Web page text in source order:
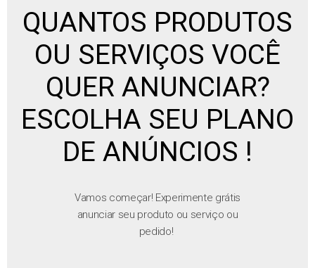
QUANTOS PRODUTOS
OU SERVIÇOS VOCÊ
QUER ANUNCIAR?
ESCOLHA SEU PLANO
DE ANÚNCIOS !
Vamos começar! Experimente grátis
anunciar seu produto ou serviço ou
pedido!